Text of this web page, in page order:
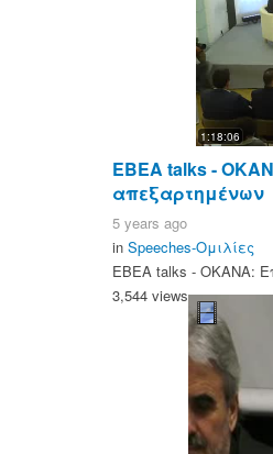
1:18:06
EBEA talks -
απεξαρτημένων
5 years ago
in Speeches-Ομιλίες
EBEA talks - OKANA:
3,544 views